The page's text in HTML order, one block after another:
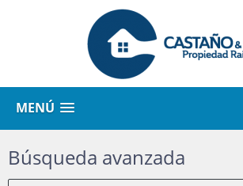
MENÚ
Búsqueda avanzada